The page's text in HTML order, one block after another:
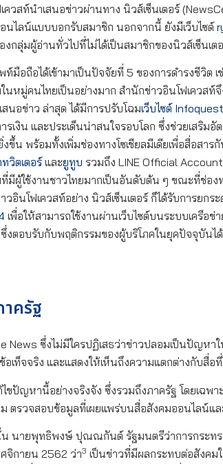
ควสท์นำเสนอข่าวผ่านทาง นิวส์เซ็นเตอร์
นไลน์แบบบอกรับสมาชิก นอกจากนี้ ยังมีเว็บไซต์
งกลุ่มผู้อ่านทั่วไปที่ไม่ได้เป็นสมาชิกของนิวส์เซ็นเต
ท์มือถือได้เข้ามาเป็นปัจจัยที่ 5 ของการดำรงชีวิต เ
นหมู่คนไทยเป็นอย่างมาก สำนักข่าวอินโฟเควสท์
สนอข่าว ล่าสุด ได้มีการปรับโฉมเว็บไซต์
รเงิน และประเด็นน่าสนใจรอบโลก ซึ่งช่วยเสริม
งขึ้น พร้อมทั้งเพิ่มช่องทางโซเชียลมีเดียเพื่อสื่อสา
ทวิตเตอร์ และยูทูบ รวมถึง LINE Official Account
มีผู้ใช้งานชาวไทยมากเป็นอันดับต้น ๆ ขณะที่ช่อง
อินโฟเควสท์อย่าง นิวส์เซ็นเตอร์ ก็ได้รับการยกร
เพื่อให้สามารถใช้งานผ่านเว็บไซต์บนระบบเครือข่
งตอบรับกับพฤติกรรมของผู้บริโภคในยุคปัจจุบันไ
ครัฐ
News ซึ่งไม่มีใครปฏิเสธว่าข่าวปลอมเป็นปัญห
ท็จจริง และแสดงให้เห็นถึงความแตกต่างกับสื่อ
ปัญหานี้อย่างจริงจัง ซึ่งรวมถึงภาครัฐ โดยเฉพา
ตรวจสอบข้อมูลที่เผยแพร่บนสื่อสังคมออนไลน์แล
นายพุทธิพงษ์ ปุณณกันต์ รัฐมนตรีว่าการกระทรว
จิกายน 2562 ว่า3 เป็นข่าวที่มีผลกระทบต่อสังคม